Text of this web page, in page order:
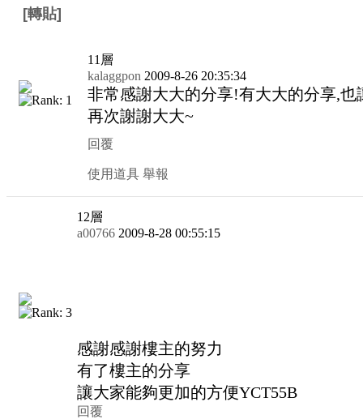
[轉貼]
11 層
kalaggpon 2009-8-26 20:35:34
非常感謝大大的分享!有大大的分享,
再次謝謝大大~
回覆
使用道具 舉報
12層
a00766 2009-8-28 00:55:15
感謝感謝樓主的努力
有了樓主的分享
讓大家能夠更加的方便YCT55B
回覆